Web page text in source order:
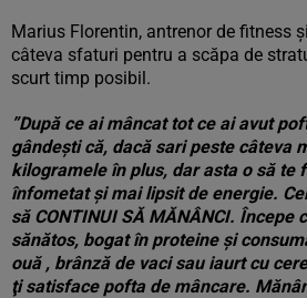
Marius Florentin, antrenor de fitness
câteva sfaturi pentru a scăpa de
scurt timp posibil.
”După ce ai mâncat tot ce ai avut
gândeşti că, dacă sari peste câteva
kilogramele în plus, dar asta o să te
înfometat şi mai lipsit de energie.
să CONTINUI SĂ MĂNÂNCI. Începe
sănătos, bogat în proteine şi
ouă , brânză de vaci sau iaurt cu
ţi satisface pofta de mâncare.